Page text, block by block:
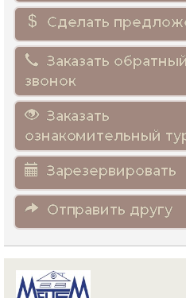
Сделать
Заказать обратный
звонок
Заказать
ознакомительный
Зарезервировать
Отправить другу